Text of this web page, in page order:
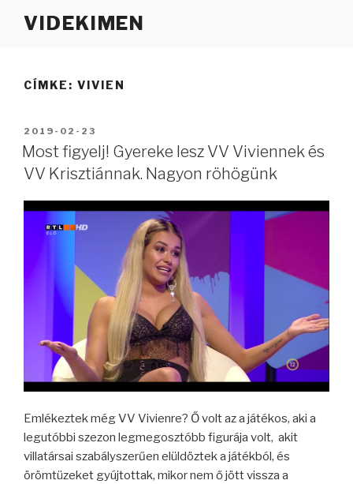
VIDEKIMEN
CÍMKE: VIVIEN
BEKÜLDVE:
2019-02-23
Most figyelj! Gyereke lesz VV Viviennek és
VV Krisztiánnak. Nagyon röhögünk
Emlékeztek még VV Vivienre? Ő volt az a játékos, aki a
legutóbbi szezon legmegosztóbb figurája volt, akit
villatársai szabályszerűen elüldöztek a játékból, és
örömtüzeket gyújtottak, mikor nem ő jött vissza a